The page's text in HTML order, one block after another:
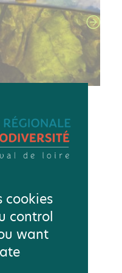
cookies
control
want